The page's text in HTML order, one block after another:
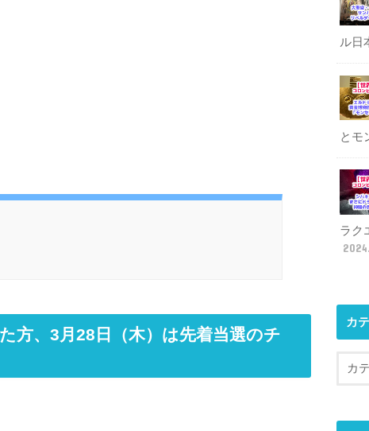
方、3月28日（木）は先着当選のチ
ル日
とモ
ラク
カ